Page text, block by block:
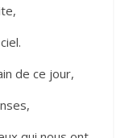
de ce jour,